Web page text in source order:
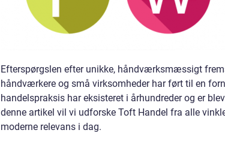
Efterspørgslen efter unikke, håndværksmæssigt
håndværkere og små virksomheder har ført til en
handelspraksis har eksisteret i århundreder og er
denne artikel vil vi udforske Toft Handel fra alle
moderne relevans i dag.